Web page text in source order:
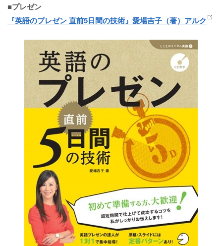
■プレゼン
『英語のプレゼン 直前5日間の技術』愛場吉子（著）アルク